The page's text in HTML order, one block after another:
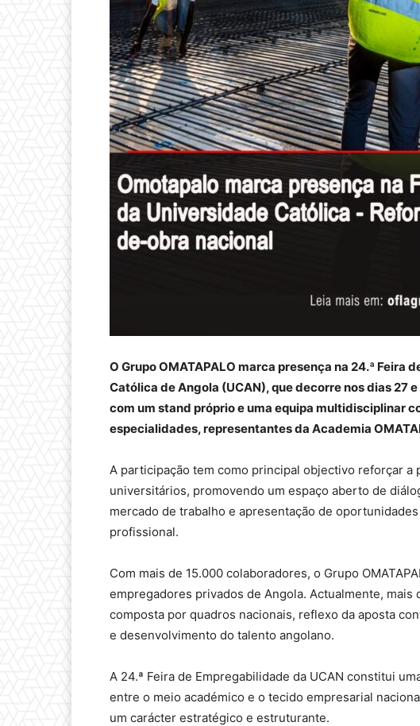
O Grupo OMATAPALO marca presença na 24.ª Feira
Católica de Angola (UCAN), que decorre nos dias 27
com um stand próprio e uma equipa multidisciplinar
especialidades, representantes da Academia
A participação tem como principal objectivo reforçar a
universitários, promovendo um espaço aberto de
mercado de trabalho e apresentação de
profissional.
Com mais de 15.000 colaboradores, o Grupo
empregadores privados de Angola. Actualmente, mais
composta por quadros nacionais, reflexo da aposta
e desenvolvimento do talento angolano.
A 24.ª Feira de Empregabilidade da UCAN constitui
entre o meio académico e o tecido empresarial
um carácter estratégico e estruturante.